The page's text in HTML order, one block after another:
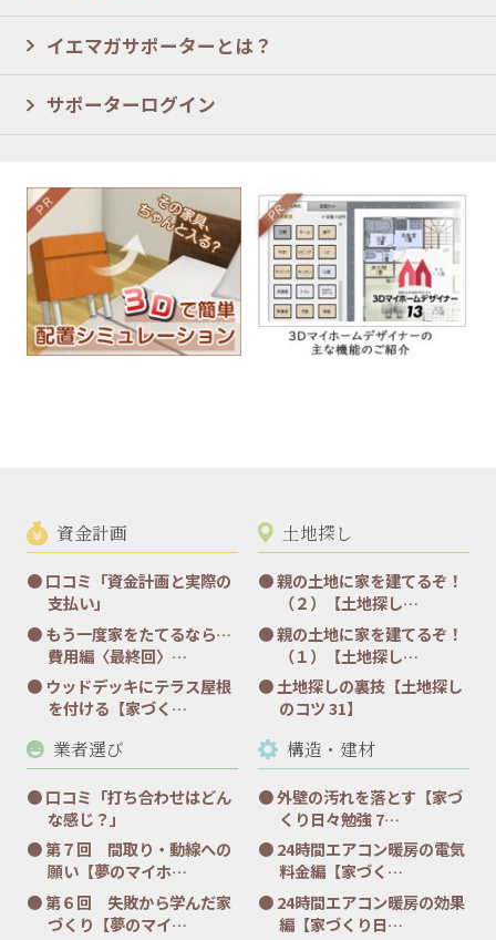
イエマガサポーターとは？
サポーターログイン
資金計画
口コミ「資金計画と実際の
支払い」
もう一度家をたてるなら…
費用編〈最終回〉…
ウッドデッキにテラス屋根
を付ける【家づく…
土地探し
親の土地に家を建てるぞ！
（２）【土地探し…
親の土地に家を建てるぞ！
（１）【土地探し…
土地探しの裏技【土地探し
のコツ 31】
業者選び
口コミ「打ち合わせはどん
な感じ？」
第７回 間取り・動線への
願い【夢のマイホ…
第６回 失敗から学んだ家
づくり【夢のマイ…
構造・建材
外壁の汚れを落とす【家づ
くり日々勉強 7…
24時間エアコン暖房の電気
料金編【家づく…
24時間エアコン暖房の効果
編【家づくり日…